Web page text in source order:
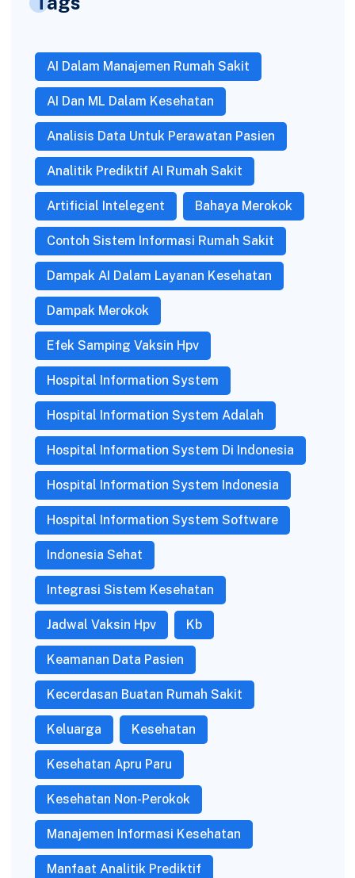
AI Dalam Manajemen Rumah Sakit
AI Dan ML Dalam Kesehatan
Analisis Data Untuk Perawatan Pasien
Analitik Prediktif AI Rumah Sakit
Artificial Intelegent Bahaya Merokok
Contoh Sistem Informasi Rumah Sakit
Dampak AI Dalam Layanan Kesehatan
Dampak Merokok
Efek Samping Vaksin Hpv
Hospital Information System
Hospital Information System Adalah
Hospital Information System Di Indonesia
Hospital Information System Indonesia
Hospital Information System Software
Indonesia Sehat
Integrasi Sistem Kesehatan
Jadwal Vaksin Hpv Kb
Keamanan Data Pasien
Kecerdasan Buatan Rumah Sakit
Keluarga Kesehatan
Kesehatan Apru Paru
Kesehatan Non-Perokok
Manajemen Informasi Kesehatan
Manfaat Analitik Prediktif